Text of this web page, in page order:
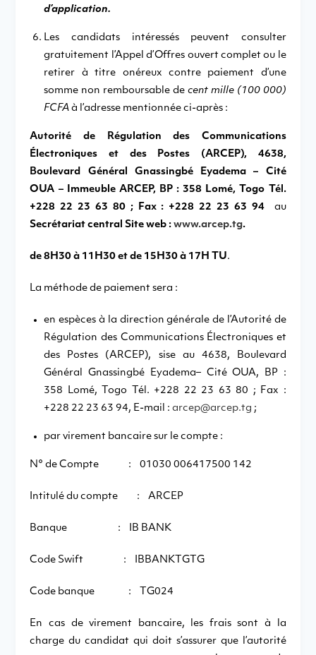
d’application.
Les candidats intéressés peuvent consulter
gratuitement l’Appel d’Offres ouvert complet ou le
retirer à titre onéreux contre paiement d’une
somme non remboursable de cent mille (100 000)
FCFA à l’adresse mentionnée ci-après :
Autorité de Régulation des Communications
Électroniques et des Postes (ARCEP), 4638,
Boulevard Général Gnassingbé Eyadema – Cité
OUA – Immeuble ARCEP, BP : 358 Lomé, Togo Tél.
+228 22 23 63 80 ; Fax : +228 22 23 63 94
au
Secrétariat central Site web :www.arcep.tg.
de 8H30 à 11H30 et de 15H30 à 17H TU.
La méthode de paiement sera :
en espèces à la direction générale de l’Autorité de
Régulation des Communications Électroniques et
des Postes (ARCEP), sise au 4638, Boulevard
Général Gnassingbé Eyadema– Cité OUA, BP :
358 Lomé, Togo Tél. +228 22 23 63 80 ; Fax :
+228 22 23 63 94, E-mail :arcep@arcep.tg ;
par virement bancaire sur le compte :
N° de Compte : 01030 006417500 142
Intitulé du compte : ARCEP
Banque : IB BANK
Code Swift : IBBANKTGTG
Code banque : TG024
En cas de virement bancaire, les frais sont à la
charge du candidat qui doit s’assurer que l’autorité